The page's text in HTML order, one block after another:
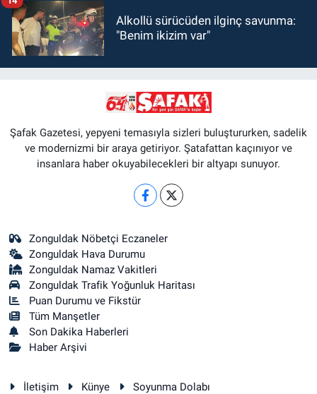
Alkollü sürücüden ilginç savunma:
"Benim ikizim var"
Şafak Gazetesi, yepyeni temasıyla sizleri buluştururken, sadelik
ve modernizmi bir araya getiriyor. Şatafattan kaçınıyor ve
insanlara haber okuyabilecekleri bir altyapı sunuyor.
Zonguldak Nöbetçi Eczaneler
Zonguldak Hava Durumu
Zonguldak Namaz Vakitleri
Zonguldak Trafik Yoğunluk Haritası
Puan Durumu ve Fikstür
Tüm Manşetler
Son Dakika Haberleri
Haber Arşivi
İletişim Künye Soyunma Dolabı